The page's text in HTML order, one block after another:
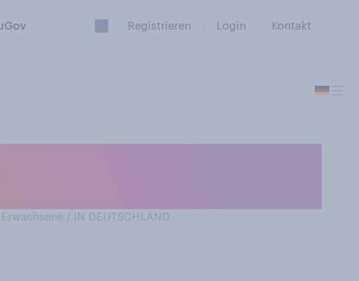
Registrieren Login Kontakt
Erwachsene / IN DEUTSCHLAND